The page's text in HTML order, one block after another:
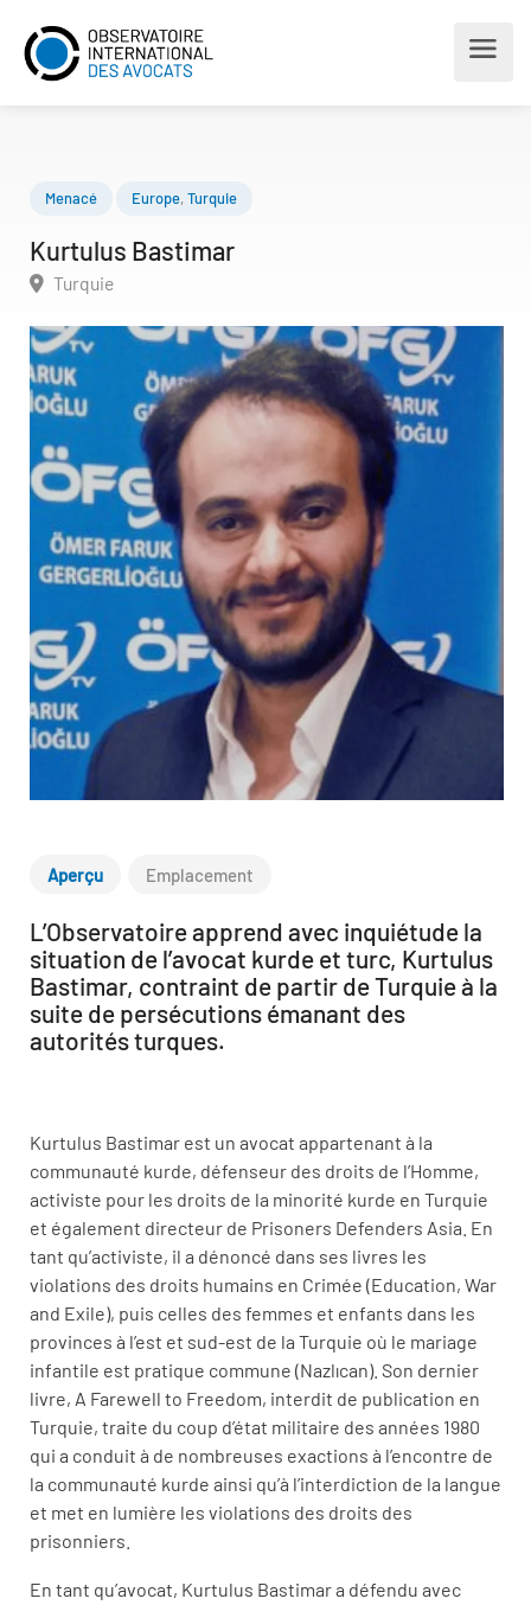
Kurtulus Bastimar
Aperçu Emplacement
L’Observatoire apprend avec inquiétude la
situation de l’avocat kurde et turc, Kurtulus
Bastimar, contraint de partir de Turquie à la
suite de persécutions émanant des
autorités turques.
Kurtulus Bastimar est un avocat appartenant à la
communauté kurde, défenseur des droits de l’Homme,
activiste pour les droits de la minorité kurde en Turquie
et également directeur de Prisoners Defenders Asia. En
tant qu’activiste, il a dénoncé dans ses livres les
violations des droits humains en Crimée (Education, War
and Exile), puis celles des femmes et enfants dans les
provinces à l’est et sud-est de la Turquie où le mariage
infantile est pratique commune (Nazlıcan). Son dernier
livre, A Farewell to Freedom, interdit de publication en
Turquie, traite du coup d’état militaire des années 1980
qui a conduit à de nombreuses exactions à l’encontre de
la communauté kurde ainsi qu’à l’interdiction de la langue
et met en lumière les violations des droits des
prisonniers.
En tant qu’avocat, Kurtulus Bastimar a défendu avec